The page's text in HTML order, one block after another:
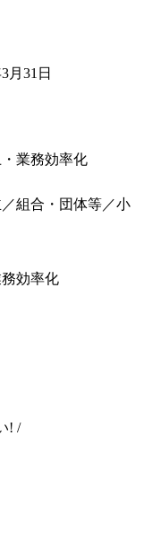
月31日
業務効率化
組合・団体等／小
効率化
! /